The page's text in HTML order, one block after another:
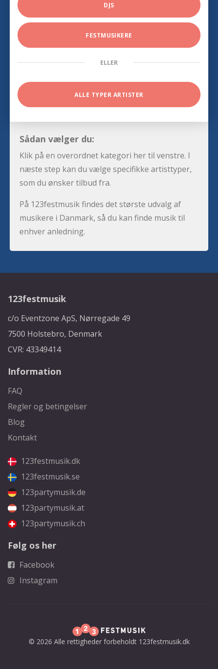
DJS
FESTMUSIKERE
ELLER
ALLE TYPER ARTISTER
Sådan vælger du:
Klik på en overordnet kategori her til venstre. I
næste step kan du vælge specifikke artisttyper,
som du ønsker tilbud fra.
På 123festmusik findes det største udvalg af
musikere i Danmark, så du kan finde musik til
enhver anledning.
123festmusik
c/o Eventzone ApS, Nørregade 49
7500 Holstebro, Denmark
CVR: 43349414
Information
FAQ
Regler og betingelser
Blog
Kontakt
123festmusik.dk
123festmusik.se
123partymusik.de
123partymusik.at
123partymusik.ch
Følg os her
Facebook
Instagram
© 2026 Alle rettigheder forbeholdt 123festmusik.dk